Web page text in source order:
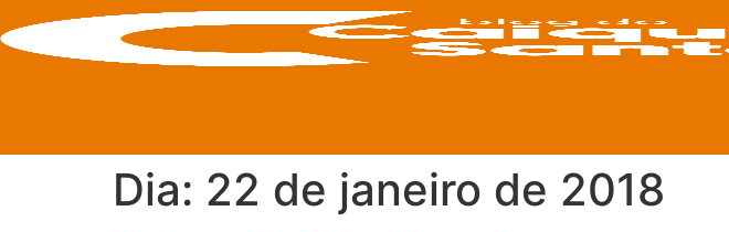
Dia: 22 de janeiro de 2018